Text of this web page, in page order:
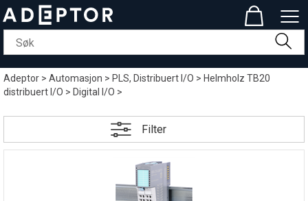
Adeptor>Automasjon>PLS, Distribuert I/O>Helmholz TB20
distribuert I/O>Digital I/O>
Filter